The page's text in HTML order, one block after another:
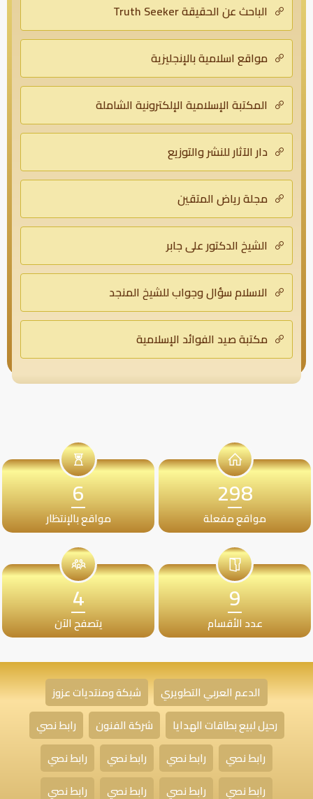
الباحث عن الحقيقة Truth Seeker
مواقع اسلامية بالإنجليزية
المكتبة الإسلامية الإلكترونية الشاملة
دار الآثار للنشر والتوزيع
مجلة رياض المتقين
الشيخ الدكتور علي جابر
الاسلام سؤال وجواب للشيخ المنجد
مكتبة صيد الفوائد الإسلامية
298
مواقع مفعلة
6
مواقع بالإنتظار
9
عدد الأقسام
4
يتصفح الآن
الدعم العربي التطويري
شبكة ومنتديات عزوز
رحيل لبيع بطاقات الهدايا
شركة الفنون
رابط نصي
رابط نصي
رابط نصي رابط نصي
رابط نصي
رابط نصي
رابط نصي رابط نصي رابط نصي